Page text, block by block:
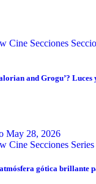
Cine Secciones
and Grogu’? Luces
May 28, 2026
Cine Secciones
gótica brillante